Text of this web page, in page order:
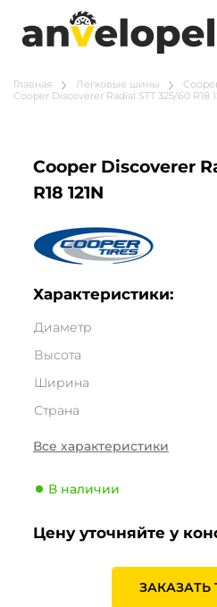
Главная Легковые шины
Cooper Discoverer Radial STT 325/60 R18
Cooper Discoverer
R18 121N
Характеристики:
Диаметр
Высота
Ширина
Страна
Сезонность
средства
Индекс скорости
Индекс нагрузки
Все характеристики
В наличии
Цену уточняйте у
ЗАКАЗАТЬ